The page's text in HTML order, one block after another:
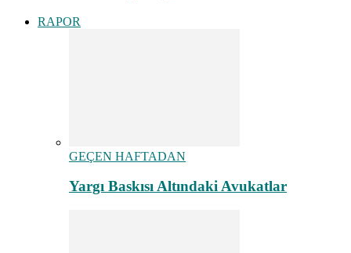
RAPOR
GEÇEN HAFTADAN
Yargı Baskısı Altındaki Avukatlar